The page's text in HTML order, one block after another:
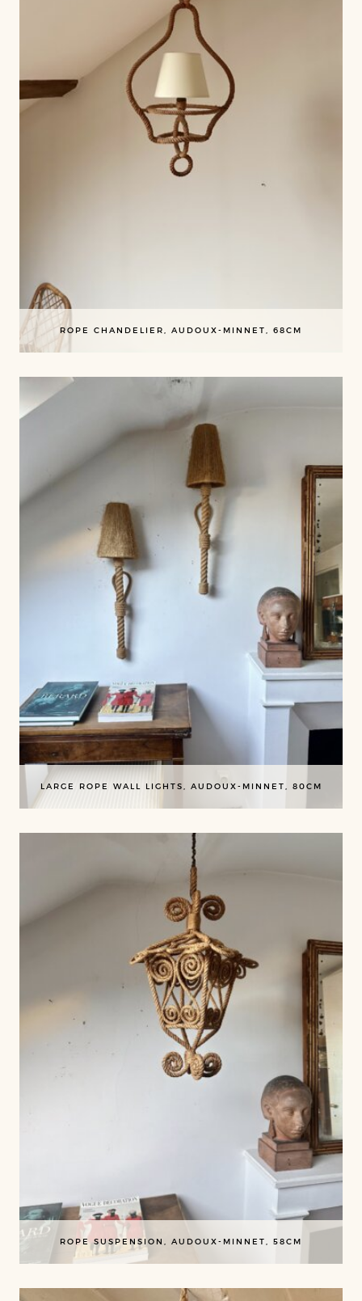
ROPE CHANDELIER, AUDOUX-MINNET, 68CM
LARGE ROPE WALL LIGHTS, AUDOUX-MINNET, 80CM
ROPE SUSPENSION, AUDOUX-MINNET, 58CM